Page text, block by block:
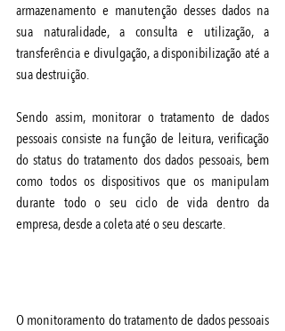
armazenamento e manutenção desses dados na
sua naturalidade, a consulta e utilização, a
transferência e divulgação, a disponibilização até a
sua destruição.
Sendo assim, monitorar o tratamento de dados
pessoais consiste na função de leitura, verificação
do status do tratamento dos dados pessoais, bem
como todos os dispositivos que os manipulam
durante todo o seu ciclo de vida dentro da
empresa, desde a coleta até o seu descarte.
O monitoramento do tratamento de dados pessoais